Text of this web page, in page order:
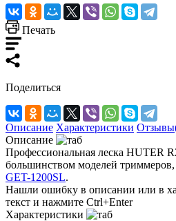
Печать
Поделиться
Описание Характеристики
Описание
Профессиональная леска HUTER
большинством моделей триммеров,
GET-1200SL.
Нашли ошибку в описании или в
текст и нажмите Ctrl+Enter
Характеристики